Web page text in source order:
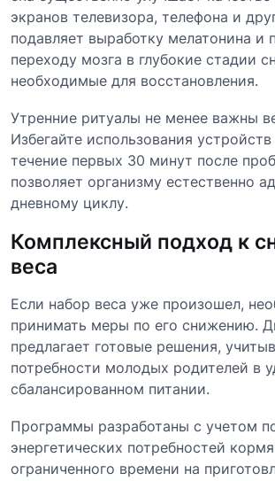
экранов телевизора, телефона и
подавляет выработку мелатонина и
переходу мозга в глубокие стадии
необходимые для восстановления.
Утренние ритуалы не менее важны
Избегайте использования
течение первых 30 минут после
позволяет организму естественно
дневному циклу.
Комплексный подход к
веса
Если набор веса уже произошел,
принимать меры по его снижению.
предлагает готовые решения,
потребности молодых родителей в
сбалансированном питании.
Программы разработаны с учетом
энергетических потребностей
ограниченного времени на